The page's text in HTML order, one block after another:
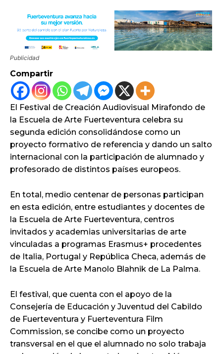
Publicidad
Compartir
El Festival de Creación Audiovisual Mirafondo de
la Escuela de Arte Fuerteventura celebra su
segunda edición consolidándose como un
proyecto formativo de referencia y dando un salto
internacional con la participación de alumnado y
profesorado de distintos países europeos.
En total, medio centenar de personas participan
en esta edición, entre estudiantes y docentes de
la Escuela de Arte Fuerteventura, centros
invitados y academias universitarias de arte
vinculadas a programas Erasmus+ procedentes
de Italia, Portugal y República Checa, además de
la Escuela de Arte Manolo Blahnik de La Palma.
El festival, que cuenta con el apoyo de la
Consejería de Educación y Juventud del Cabildo
de Fuerteventura y Fuerteventura Film
Commission, se concibe como un proyecto
transversal en el que el alumnado no solo trabaja